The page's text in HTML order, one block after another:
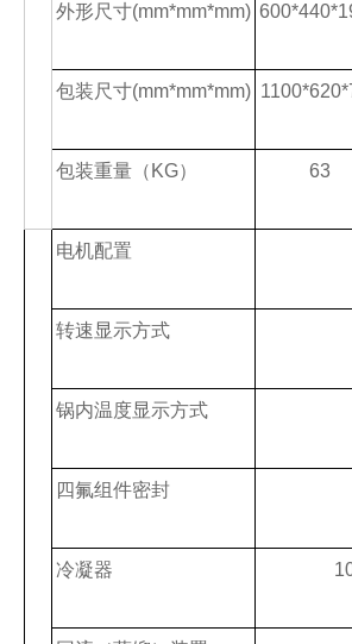
外形尺寸(mm*mm*mm)
包装尺寸(mm*mm*mm)
包装重量（ KG） 63
电机配置
转速显示方式
锅内温度显示方式
四氟组件密封
冷凝器